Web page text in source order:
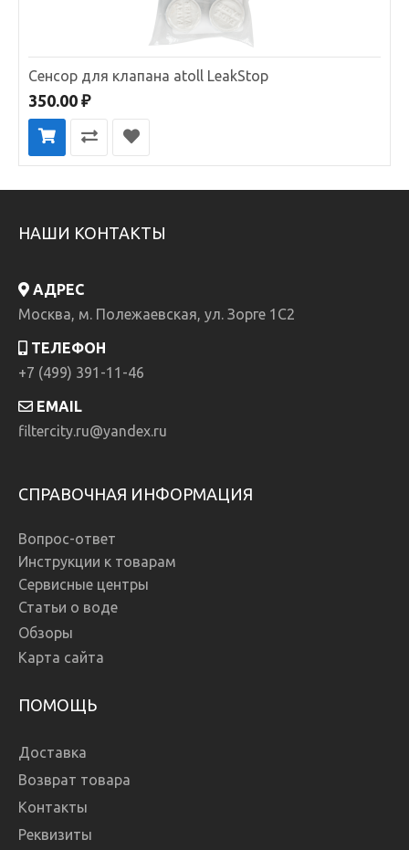
Сенсор для клапана atoll LeakStop
350.00 ₽
НАШИ КОНТАКТЫ
АДРЕС
Москва, м. Полежаевская, ул. Зорге 1C2
ТЕЛЕФОН
+7 (499) 391-11-46
EMAIL
filtercity.ru@yandex.ru
СПРАВОЧНАЯ ИНФОРМАЦИЯ
Вопрос-ответ
Инструкции к товарам
Сервисные центры
Статьи о воде
Обзоры
Карта сайта
ПОМОЩЬ
Доставка
Возврат товара
Контакты
Реквизиты